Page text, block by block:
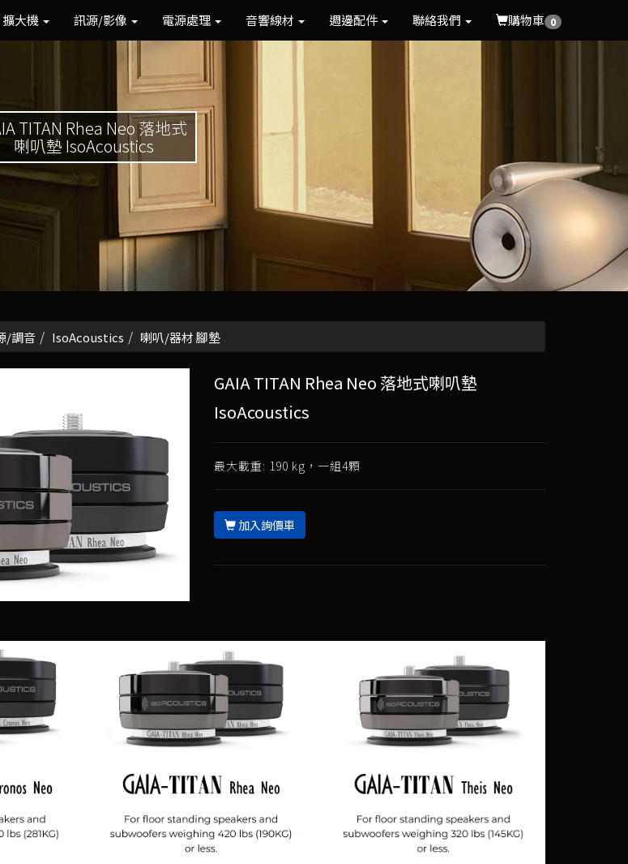
擴大機 訊源/影像 電源處理 音響線材 週邊配件 聯絡我們 購物車 0
TITAN Rhea Neo 落地式
喇叭墊 IsoAcoustics
/調音 IsoAcoustics 喇叭/器材 腳墊
GAIA TITAN Rhea Neo 落地式喇叭墊
IsoAcoustics
最大載重: 190 kg，一組4顆
加入詢價車